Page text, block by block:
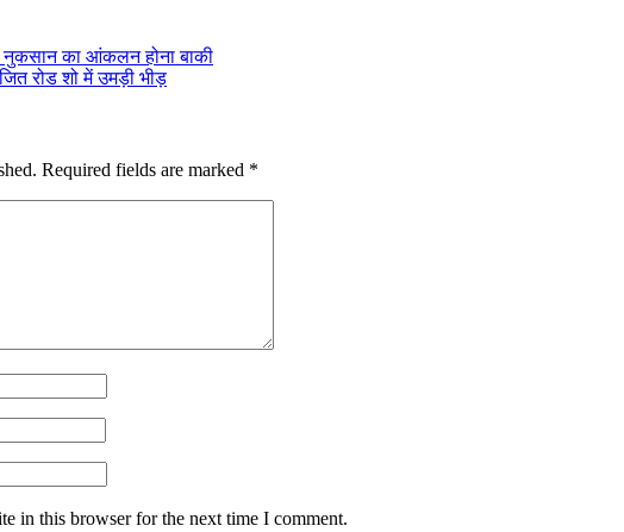
का आंकलन होना बाकी
रोड शो में उमड़ी भीड़
Required fields are marked *
in this browser for the next time I comment.